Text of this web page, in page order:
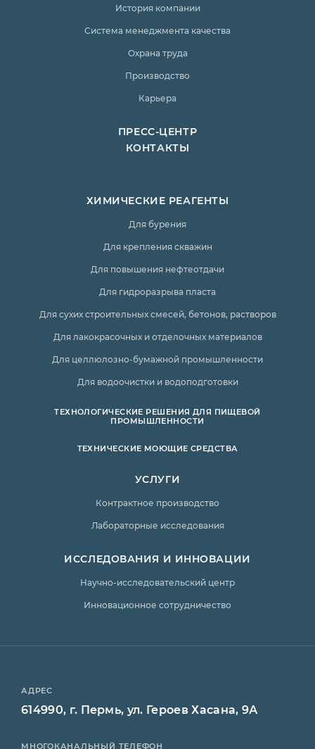
История компании
Система менеджмента качества
Охрана труда
Производство
Карьера
ПРЕСС-ЦЕНТР
КОНТАКТЫ
ХИМИЧЕСКИЕ РЕАГЕНТЫ
Для бурения
Для крепления скважин
Для повышения нефтеотдачи
Для гидроразрыва пласта
Для сухих строительных смесей, бетонов, растворов
Для лакокрасочных и отделочных материалов
Для целлюлозно-бумажной промышленности
Для водоочистки и водоподготовки
ТЕХНОЛОГИЧЕСКИЕ РЕШЕНИЯ ДЛЯ ПИЩЕВОЙ
ПРОМЫШЛЕННОСТИ
ТЕХНИЧЕСКИЕ МОЮЩИЕ СРЕДСТВА
УСЛУГИ
Контрактное производство
Лабораторные исследования
ИССЛЕДОВАНИЯ И ИННОВАЦИИ
Научно-исследовательский центр
Инновационное сотрудничество
АДРЕС
614990, г. Пермь, ул. Героев Хасана, 9А
МНОГОКАНАЛЬНЫЙ ТЕЛЕФОН